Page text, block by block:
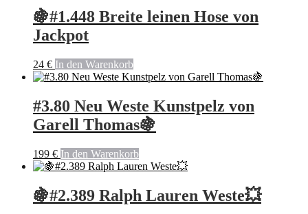
🍇#1.448 Breite leinen Hose von
Jackpot
24 € In den Warenkorb
#3.80 Neu Weste Kunstpelz von
Garell Thomas🍇
199 € In den Warenkorb
🍇#2.389 Ralph Lauren Weste💥